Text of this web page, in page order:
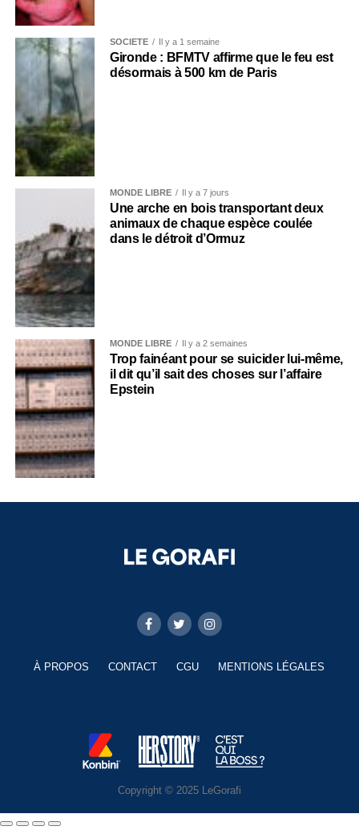
SOCIÉTÉ Il y a 1 semaine
Gironde : BFMTV affirme que le feu est
désormais à 500 km de Paris
MONDE LIBRE Il y a 7 jours
Une arche en bois transportant deux
animaux de chaque espèce coulée
dans le détroit d’Ormuz
MONDE LIBRE Il y a 2 semaines
Trop fainéant pour se suicider lui-même,
il dit qu’il sait des choses sur l’affaire
Epstein
À PROPOS CONTACT CGU MENTIONS LÉGALES
Copyright © 2025 LeGorafi